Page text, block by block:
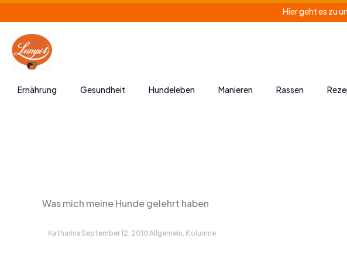
Zum
Inhalt
springen
Hier geht es zu
Ernährung Gesundheit Hundeleben Manieren Rassen
Was mich meine Hunde gelehrt haben
Katharina September 12, 2010Allgemein Kolumne